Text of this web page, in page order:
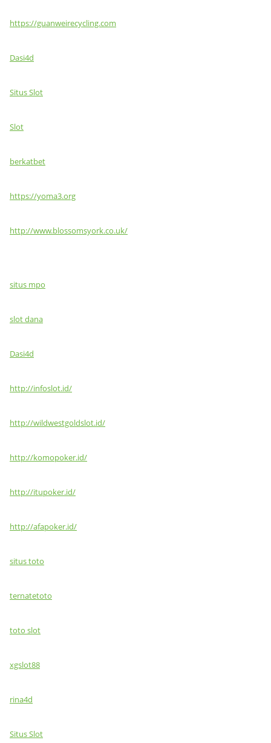
https://guanweirecycling.com
Dasi4d
Situs Slot
Slot
berkatbet
https://yoma3.org
http://www.blossomsyork.co.uk/
situs mpo
slot dana
Dasi4d
http://infoslot.id/
http://wildwestgoldslot.id/
http://komopoker.id/
http://itupoker.id/
http://afapoker.id/
situs toto
ternatetoto
toto slot
xgslot88
rina4d
Situs Slot